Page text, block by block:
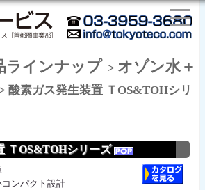
ラインナップ > オゾン水＋
> 酸素ガス発生装置 ＴOS&TOHシリ
ＴOS&TOHシリーズ
ンパクト設計